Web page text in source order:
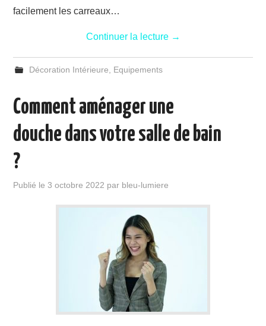
facilement les carreaux…
Continuer la lecture →
Décoration Intérieure Equipements
Comment aménager une
douche dans votre salle de bain
?
Publié le3 octobre 2022 par bleu-lumiere